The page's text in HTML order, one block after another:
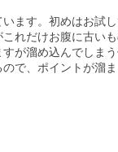
ます。初めはお試
れだけお腹に古い
が溜め込んでしま
で、ポイントが溜